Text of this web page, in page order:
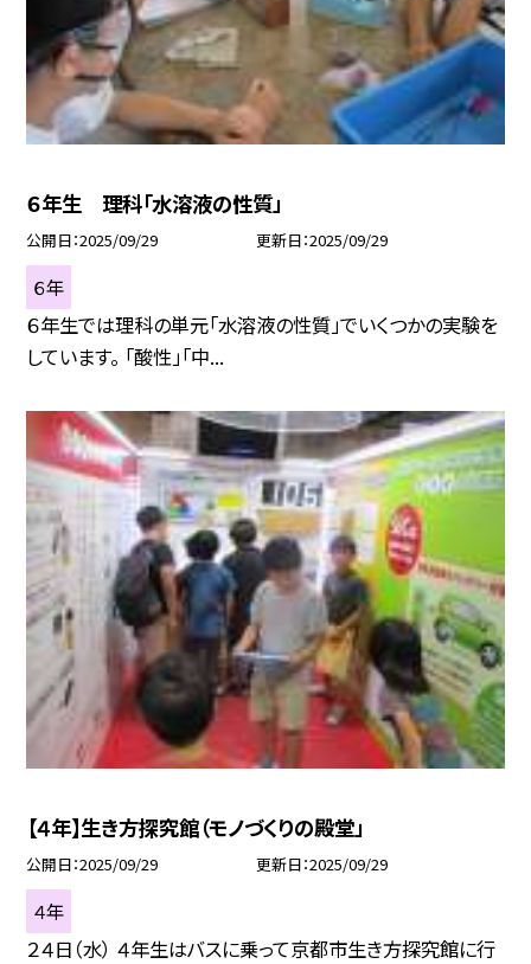
６年生 理科「水溶液の性質」
公開日 2025/09/29 更新日 2025/09/29
６年
６年生では理科の単元「水溶液の性質」でいくつかの実験を
しています。 「酸性」「中...
【４年】生き方探究館（モノづくりの殿堂」
公開日 2025/09/29 更新日 2025/09/29
４年
２４日（水） ４年生はバスに乗って京都市生き方探究館に行